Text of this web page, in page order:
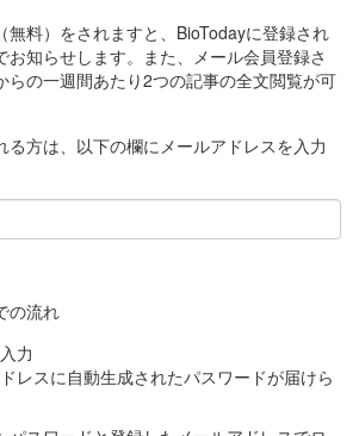
無料）をされますと、BioTodayに登録され
お知らせします。また、メール会員登録さ
らの一週間あたり2つの記事の全文閲覧が可
る方は、以下の欄にメールアドレスを入力
の流れ
力
レスに自動生成されたパスワードが届けら